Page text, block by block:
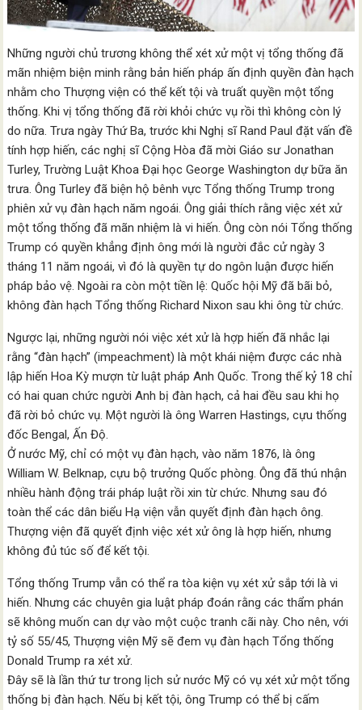
Những người chủ trương không thể xét xử một vị tổng thống đã
mãn nhiệm biện minh rằng bản hiến pháp ấn định quyền đàn hạch
nhằm cho Thượng viện có thể kết tội và truất quyền một tổng
thống. Khi vị tổng thống đã rời khỏi chức vụ rồi thì không còn lý
do nữa. Trưa ngày Thứ Ba, trước khi Nghị sĩ Rand Paul đặt vấn đề
tính hợp hiến, các nghị sĩ Cộng Hòa đã mời Giáo sư Jonathan
Turley, Trường Luật Khoa Đại học George Washington dự bữa ăn
trưa. Ông Turley đã biện hộ bênh vực Tổng thống Trump trong
phiên xử vụ đàn hạch năm ngoái. Ông giải thích rằng việc xét xử
một tổng thống đã mãn nhiệm là vi hiến. Ông còn nói Tổng thống
Trump có quyền khẳng định ông mới là người đắc cử ngày 3
tháng 11 năm ngoái, vì đó là quyền tự do ngôn luận được hiến
pháp bảo vệ. Ngoài ra còn một tiền lệ: Quốc hội Mỹ đã bãi bỏ,
không đàn hạch Tổng thống Richard Nixon sau khi ông từ chức.
Ngược lại, những người nói việc xét xử là hợp hiến đã nhắc lại
rằng “đàn hạch” (impeachment) là một khái niệm được các nhà
lập hiến Hoa Kỳ mượn từ luật pháp Anh Quốc. Trong thế kỷ 18 chỉ
có hai quan chức người Anh bị đàn hạch, cả hai đều sau khi họ
đã rời bỏ chức vụ. Một người là ông Warren Hastings, cựu thống
đốc Bengal, Ấn Độ.
Ở nước Mỹ, chỉ có một vụ đàn hạch, vào năm 1876, là ông
William W. Belknap, cựu bộ trưởng Quốc phòng. Ông đã thú nhận
nhiều hành động trái pháp luật rồi xin từ chức. Nhưng sau đó
toàn thể các dân biểu Hạ viện vẫn quyết định đàn hạch ông.
Thượng viện đã quyết định việc xét xử ông là hợp hiến, nhưng
không đủ túc số để kết tội.
Tổng thống Trump vẫn có thể ra tòa kiện vụ xét xử sắp tới là vi
hiến. Nhưng các chuyên gia luật pháp đoán rằng các thẩm phán
sẽ không muốn can dự vào một cuộc tranh cãi này. Cho nên, với
tỷ số 55/45, Thượng viện Mỹ sẽ đem vụ đàn hạch Tổng thống
Donald Trump ra xét xử.
Đây sẽ là lần thứ tư trong lịch sử nước Mỹ có vụ xét xử một tổng
thống bị đàn hạch. Nếu bị kết tội, ông Trump có thể bị cấm